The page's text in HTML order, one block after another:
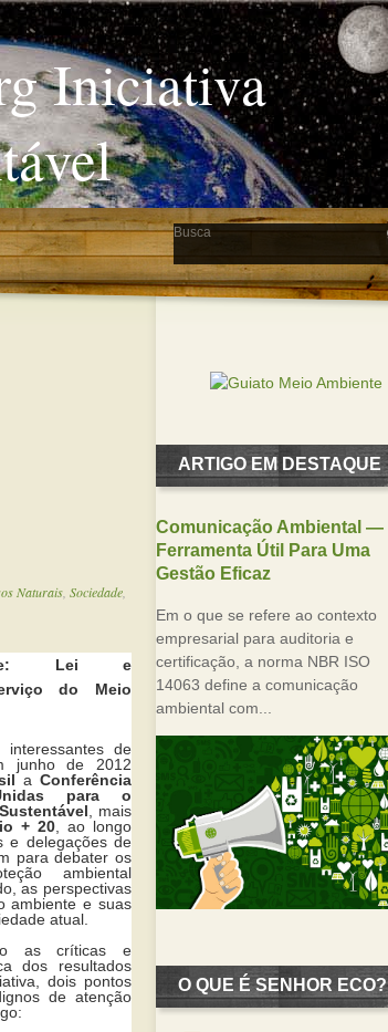
Iniciativa
Naturais Sociedade
Lei e
do Meio
de
junho de 2012
a Conferência
para o
, mais
+ 20 , ao longo
e delegações de
para debater os
ambiental
as perspectivas
ambiente e suas
atual.
as críticas e
dos resultados
dois pontos
de atenção
ARTIGO EM DESTAQUE
Comunicação Ambiental —
Ferramenta Útil Para Uma
Gestão Eficaz
Em o que se refere ao contexto
empresarial para auditoria e
certificação, a norma NBR ISO
14063 define a comunicação
ambiental com...
O QUE É SENHOR ECO?